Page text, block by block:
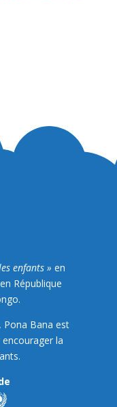
enfants » en
République
Pona Bana est
la